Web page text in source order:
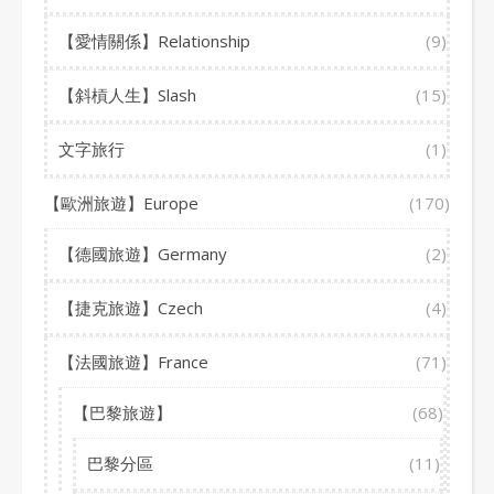
【愛情關係】Relationship (9)
【斜槓人生】Slash (15)
文字旅行 (1)
【歐洲旅遊】Europe (170)
【德國旅遊】Germany (2)
【捷克旅遊】Czech (4)
【法國旅遊】France (71)
【巴黎旅遊】 (68)
巴黎分區 (11)